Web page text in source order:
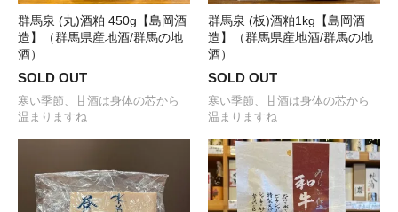
群馬泉 (丸)酒粕 450g【島岡酒
造】（群馬県産地酒/群馬の地
酒）
SOLD OUT
寒い季節、甘酒は身体の芯から
温まりますね
群馬泉 (板)酒粕1kg【島岡酒
造】（群馬県産地酒/群馬の地
酒）
SOLD OUT
寒い季節、甘酒は身体の芯から
温まりますね